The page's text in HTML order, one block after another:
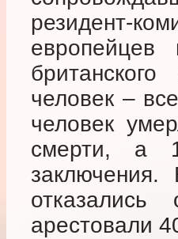
резидент-
человек –
человек
смерти, а
арестовали